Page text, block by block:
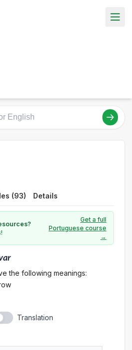
(93) Details
Get a full
Portuguese course
→
the following meanings:
Translation